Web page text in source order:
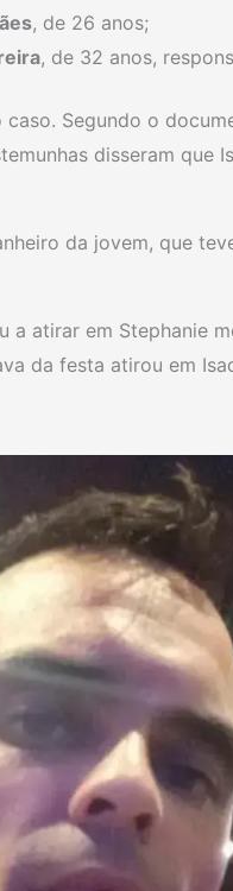
, de 26 anos;
, de 32 anos,
Segundo o
disseram que
da jovem, que
atirar em Stephanie
da festa atirou em